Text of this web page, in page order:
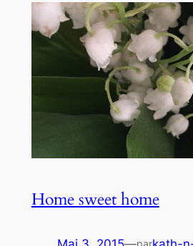
Home sweet home
par